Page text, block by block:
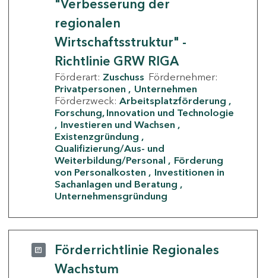
"Verbesserung der
regionalen
Wirtschaftsstruktur" -
Richtlinie GRW RIGA
Förderart: Zuschuss Fördernehmer:
Privatpersonen
Unternehmen
Förderzweck: Arbeitsplatzförderung
Forschung, Innovation und Technologie
Investieren und Wachsen
Existenzgründung
Qualifizierung/Aus- und
Weiterbildung/Personal
Förderung
von Personalkosten
Investitionen in
Sachanlagen und Beratung
Unternehmensgründung
Förderrichtlinie Regionales
Wachstum